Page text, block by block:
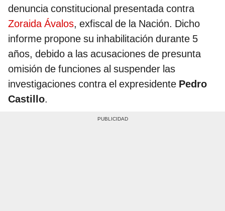
denuncia constitucional presentada contra
Zoraida Ávalos, exfiscal de la Nación. Dicho
informe propone su inhabilitación durante 5
años, debido a las acusaciones de presunta
omisión de funciones al suspender las
investigaciones contra el expresidente Pedro
Castillo.